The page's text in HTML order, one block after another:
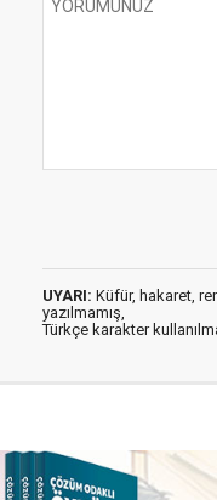
UYARI: Küfür, hakaret,
yazılmamış,
Türkçe karakter